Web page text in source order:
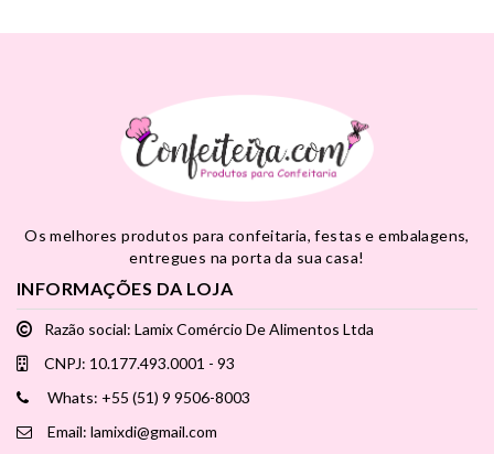
Os melhores produtos para confeitaria, festas e embalagens,
entregues na porta da sua casa!
INFORMAÇÕES DA LOJA
Razão social: Lamix Comércio De Alimentos Ltda
CNPJ: 10.177.493.0001 - 93
Whats: +55 (51) 9 9506-8003
Email: lamixdi@gmail.com